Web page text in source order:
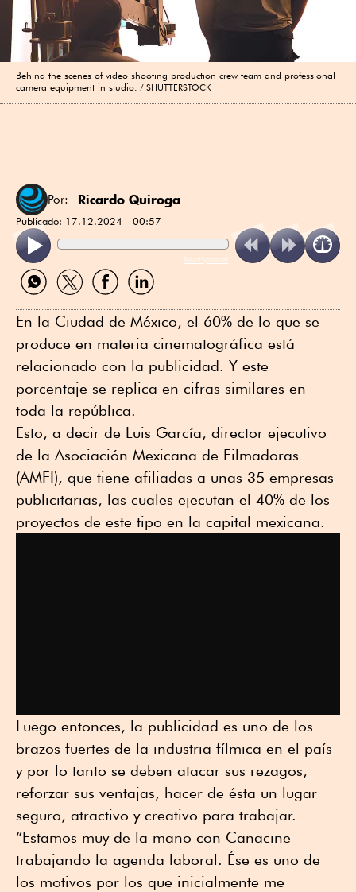
Behind the scenes of video shooting production crew team and professional
camera equipment in studio.
SHUTTERSTOCK
Por: Ricardo Quiroga
Publicado: 17.12.2024 - 00:57
ReadSpeaker
Compartir
por
Compartir
por
Compartir
por
Compartir
por
En la Ciudad de México, el 60% de lo que se
produce en materia cinematográfica está
relacionado con la publicidad. Y este
porcentaje se replica en cifras similares en
toda la república.
Esto, a decir de Luis García, director ejecutivo
de la Asociación Mexicana de Filmadoras
(AMFI), que tiene afiliadas a unas 35 empresas
publicitarias, las cuales ejecutan el 40% de los
proyectos de este tipo en la capital mexicana.
Luego entonces, la publicidad es uno de los
brazos fuertes de la industria fílmica en el país
y por lo tanto se deben atacar sus rezagos,
reforzar sus ventajas, hacer de ésta un lugar
seguro, atractivo y creativo para trabajar.
“Estamos muy de la mano con Canacine
trabajando la agenda laboral. Ése es uno de
los motivos por los que inicialmente me